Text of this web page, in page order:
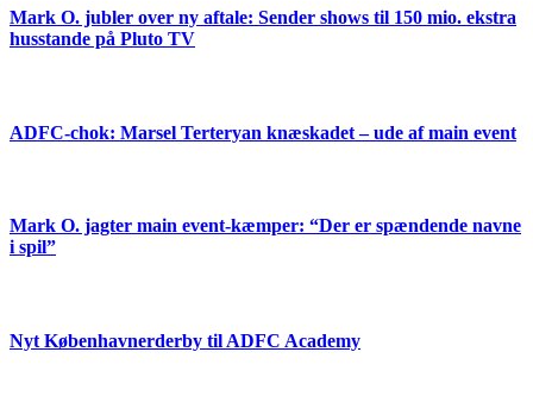
Mark O. jubler over ny aftale: Sender shows til 150 mio. ekstra
husstande på Pluto TV
ADFC-chok: Marsel Terteryan knæskadet – ude af main event
Mark O. jagter main event-kæmper: “Der er spændende navne
i spil”
Nyt Københavnerderby til ADFC Academy